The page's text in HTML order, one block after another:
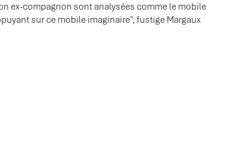
ex-compagnon sont analysées comme le mobile
sur ce mobile imaginaire", fustige Margaux